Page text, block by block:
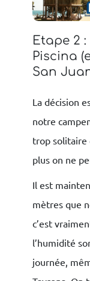
Etape 2
Piscina
San
La décision
notre
trop solitaire
plus on ne
Il est
mètres que
c’est
l’humidité
journée,